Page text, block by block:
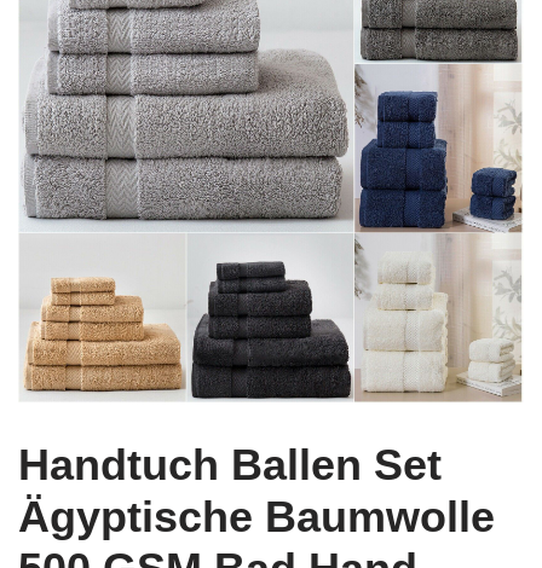
Handtuch Ballen Set
Ägyptische Baumwolle